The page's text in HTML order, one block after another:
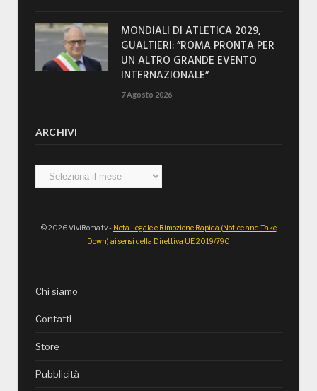
MONDIALI DI ATLETICA 2029,
GUALTIERI: “ROMA PRONTA PER
UN ALTRO GRANDE EVENTO
INTERNAZIONALE”
7 Agosto 2026
ARCHIVI
Archivi
© 2026 ViviRoma.tv - Nota Legale e Rimozione Rapida (Notice and Take
Down) ai sensi della Direttiva UE 2019/790
Chi siamo
Contatti
Store
Pubblicità